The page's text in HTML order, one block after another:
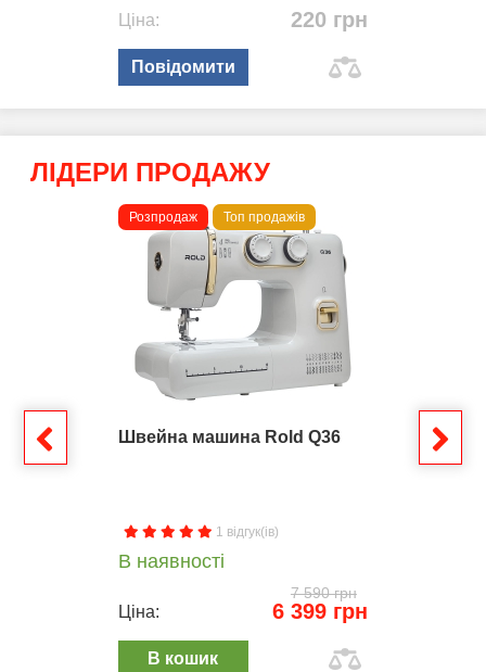
Ціна: 220 грн
Повідомити
ЛІДЕРИ ПРОДАЖУ
Розпродаж Топ продажів
Швейна машина Rold Q36
1 відгук(ів)
В наявності
7 590 грн
Ціна: 6 399 грн
В кошик